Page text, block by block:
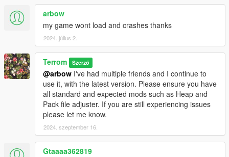
arbow
my game wont load and crashes thanks
2024. július 2.
Terrom Szerző
@arbow I've had multiple friends and I continue to
use it, with the latest version. Please ensure you have
all standard and expected mods such as Heap and
Pack file adjuster. If you are still experiencing issues
please let me know.
2024. szeptember 16.
Gtaaaa362819